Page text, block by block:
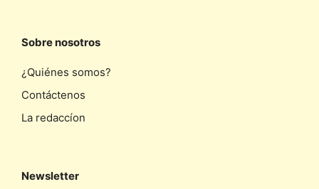
Sobre nosotros
¿Quiénes somos?
Contáctenos
La redaccíon
Newsletter